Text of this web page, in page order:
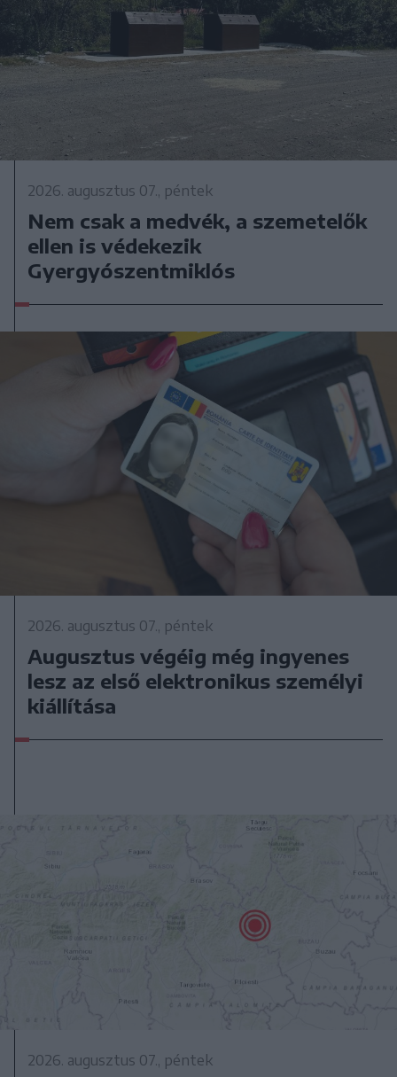
2026. augusztus 07., péntek
Nem csak a medvék, a szemetelők
ellen is védekezik
Gyergyószentmiklós
2026. augusztus 07., péntek
Augusztus végéig még ingyenes
lesz az első elektronikus személyi
kiállítása
2026. augusztus 07., péntek